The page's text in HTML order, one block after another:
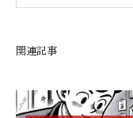
関連記事